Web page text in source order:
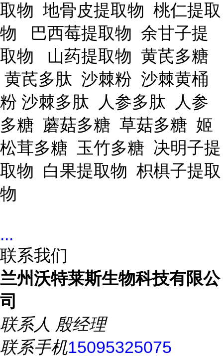
取物 地骨皮提取物 桃仁提取
物 巴西莓提取物 余甘子提
取物 山药提取物 黄芪多糖
黄芪多肽 沙棘粉 沙棘黄桶
粉 沙棘多肽 人参多肽 人参
多糖 蘑菇多糖 草菇多糖 姬
松茸多糖 玉竹多糖 决明子提
取物 白果提取物 枳椇子提取
物
...
联系我们
兰州沃特莱斯生物科技有限公
司
联系人 殷经理
联系手机15095325075